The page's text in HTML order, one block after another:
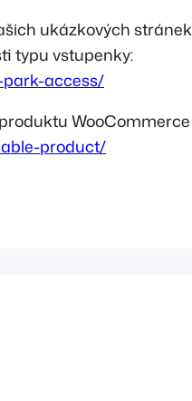
ukázkových
typu vstupenky:
access/
product/